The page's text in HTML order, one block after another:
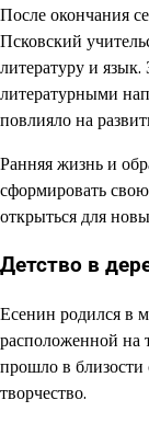
После окончания
Псковский
литературу и
литературными
повлияло на
Ранняя жизнь и
сформировать
открыться для
Детство в
Есенин родился в
расположенной на
прошло в близости
творчество.